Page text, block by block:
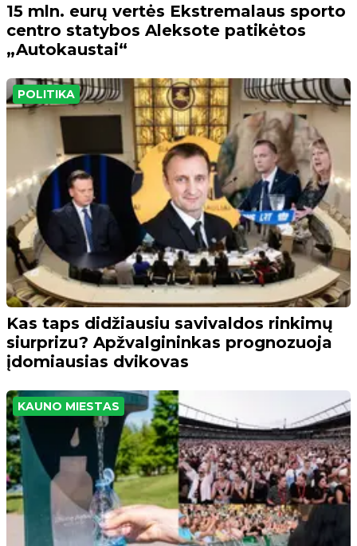
15 mln. eurų vertės Ekstremalaus sporto
centro statybos Aleksote patikėtos
„Autokaustai“
POLITIKA
Kas taps didžiausiu savivaldos rinkimų
siurprizu? Apžvalgininkas prognozuoja
įdomiausias dvikovas
KAUNO MIESTAS